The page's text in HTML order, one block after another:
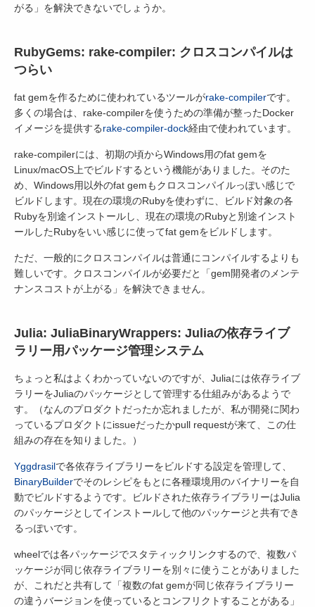
がる」を解決できないでしょうか。
RubyGems: rake-compiler: クロスコンパイルは
つらい
fat gemを作るために使われているツールがrake-compilerです。
多くの場合は、rake-compilerを使うための準備が整ったDocker
イメージを提供するrake-compiler-dock経由で使われています。
rake-compilerには、初期の頃からWindows用のfat gemを
Linux/macOS上でビルドするという機能がありました。そのた
め、Windows用以外のfat gemもクロスコンパイルっぽい感じで
ビルドします。現在の環境のRubyを使わずに、ビルド対象の各
Rubyを別途インストールし、現在の環境のRubyと別途インスト
ールしたRubyをいい感じに使ってfat gemをビルドします。
ただ、一般的にクロスコンパイルは普通にコンパイルするよりも
難しいです。クロスコンパイルが必要だと「gem開発者のメンテ
ナンスコストが上がる」を解決できません。
Julia: JuliaBinaryWrappers: Juliaの依存ライブ
ラリー用パッケージ管理システム
ちょっと私はよくわかっていないのですが、Juliaには依存ライブ
ラリーをJuliaのパッケージとして管理する仕組みがあるようで
す。（なんのプロダクトだったか忘れましたが、私が開発に関わ
っているプロダクトにissueだったかpull requestが来て、この仕
組みの存在を知りました。）
Yggdrasilで各依存ライブラリーをビルドする設定を管理して、
BinaryBuilderでそのレシピをもとに各種環境用のバイナリーを自
動でビルドするようです。ビルドされた依存ライブラリーはJulia
のパッケージとしてインストールして他のパッケージと共有でき
るっぽいです。
wheelでは各パッケージでスタティックリンクするので、複数パ
ッケージが同じ依存ライブラリーを別々に使うことがありました
が、これだと共有して「複数のfat gemが同じ依存ライブラリー
の違うバージョンを使っているとコンフリクトすることがある」